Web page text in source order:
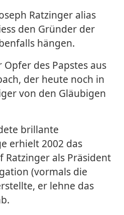
Ratzinger alias
den Gründer der
hängen.
Opfer des Papstes aus
der heute noch in
von den Gläubigen
brillante
erhielt 2002 das
Ratzinger als Präsident
(vormals die
er lehne das